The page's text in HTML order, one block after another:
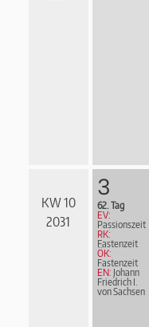
KW 10
2031
3
62. Tag
EV:
Passionszeit
RK:
Fastenzeit
ÖK:
Fastenzeit
EN: Johann
Friedrich I.
von Sachsen